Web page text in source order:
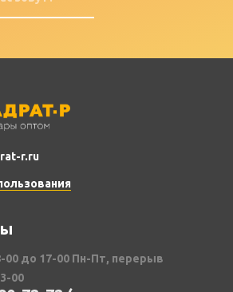
r.ru
00 до 17-00 Пн-Пт, перерыв
00